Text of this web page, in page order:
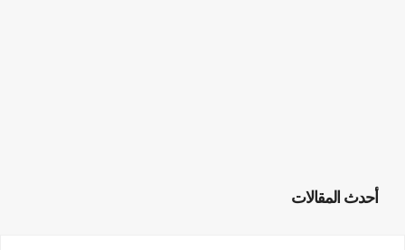
أحدث المقالات